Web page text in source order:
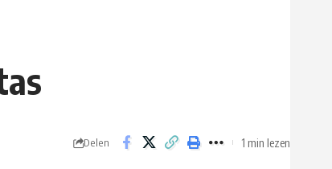
Delen 1 min lezen